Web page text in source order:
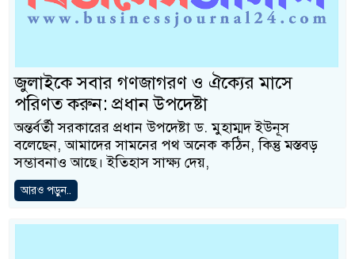
জুলাইকে সবার গণজাগরণ ও ঐক্যের মাসে
পরিণত করুন: প্রধান উপদেষ্টা
অন্তর্বর্তী সরকারের প্রধান উপদেষ্টা ড. মুহাম্মদ ইউনূস
বলেছেন, আমাদের সামনের পথ অনেক কঠিন, কিন্তু মস্তবড়
সম্ভাবনাও আছে। ইতিহাস সাক্ষ্য দেয়,
আরও পড়ুন..